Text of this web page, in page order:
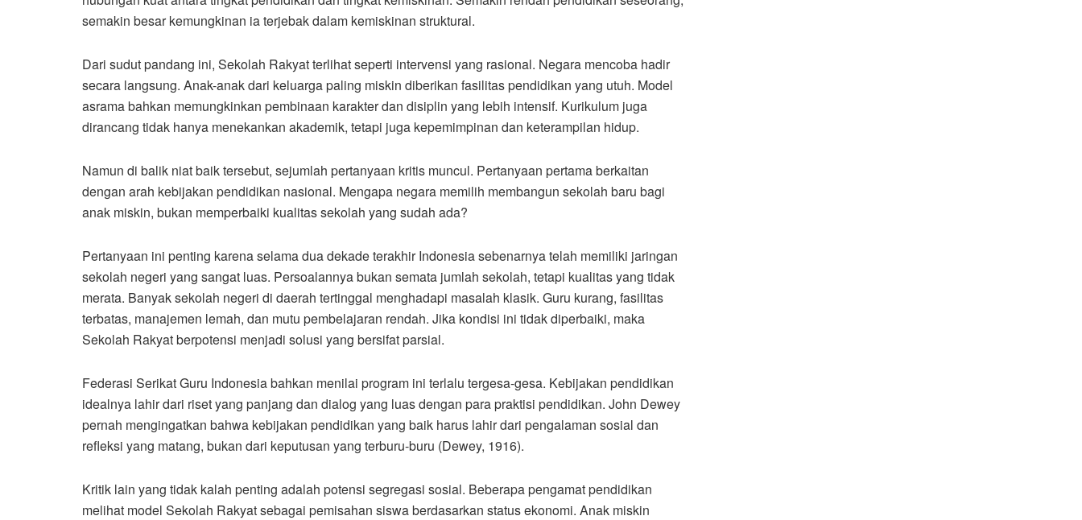
semakin besar kemungkinan ia terjebak dalam kemiskinan struktural.
Dari sudut pandang ini, Sekolah Rakyat terlihat seperti intervensi yang rasional. Negara mencoba hadir
secara langsung. Anak-anak dari keluarga paling miskin diberikan fasilitas pendidikan yang utuh. Model
asrama bahkan memungkinkan pembinaan karakter dan disiplin yang lebih intensif. Kurikulum juga
dirancang tidak hanya menekankan akademik, tetapi juga kepemimpinan dan keterampilan hidup.
Namun di balik niat baik tersebut, sejumlah pertanyaan kritis muncul. Pertanyaan pertama berkaitan
dengan arah kebijakan pendidikan nasional. Mengapa negara memilih membangun sekolah baru bagi
anak miskin, bukan memperbaiki kualitas sekolah yang sudah ada?
Pertanyaan ini penting karena selama dua dekade terakhir Indonesia sebenarnya telah memiliki jaringan
sekolah negeri yang sangat luas. Persoalannya bukan semata jumlah sekolah, tetapi kualitas yang tidak
merata. Banyak sekolah negeri di daerah tertinggal menghadapi masalah klasik. Guru kurang, fasilitas
terbatas, manajemen lemah, dan mutu pembelajaran rendah. Jika kondisi ini tidak diperbaiki, maka
Sekolah Rakyat berpotensi menjadi solusi yang bersifat parsial.
Federasi Serikat Guru Indonesia bahkan menilai program ini terlalu tergesa-gesa. Kebijakan pendidikan
idealnya lahir dari riset yang panjang dan dialog yang luas dengan para praktisi pendidikan. John Dewey
pernah mengingatkan bahwa kebijakan pendidikan yang baik harus lahir dari pengalaman sosial dan
refleksi yang matang, bukan dari keputusan yang terburu-buru (Dewey, 1916).
Kritik lain yang tidak kalah penting adalah potensi segregasi sosial. Beberapa pengamat pendidikan
melihat model Sekolah Rakyat sebagai pemisahan siswa berdasarkan status ekonomi. Anak miskin